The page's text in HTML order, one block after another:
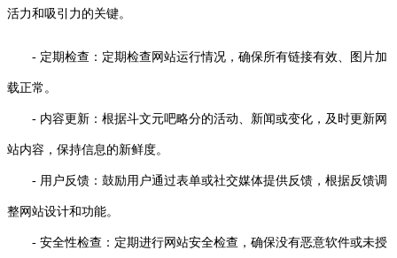
活力和吸引力的关键。
- 定期检查：定期检查网站运行情况，确保所有链接有效、图片加
载正常。
- 内容更新：根据斗文元吧略分的活动、新闻或变化，及时更新网
站内容，保持信息的新鲜度。
- 用户反馈：鼓励用户通过表单或社交媒体提供反馈，根据反馈调
整网站设计和功能。
- 安全性检查：定期进行网站安全检查，确保没有恶意软件或未授